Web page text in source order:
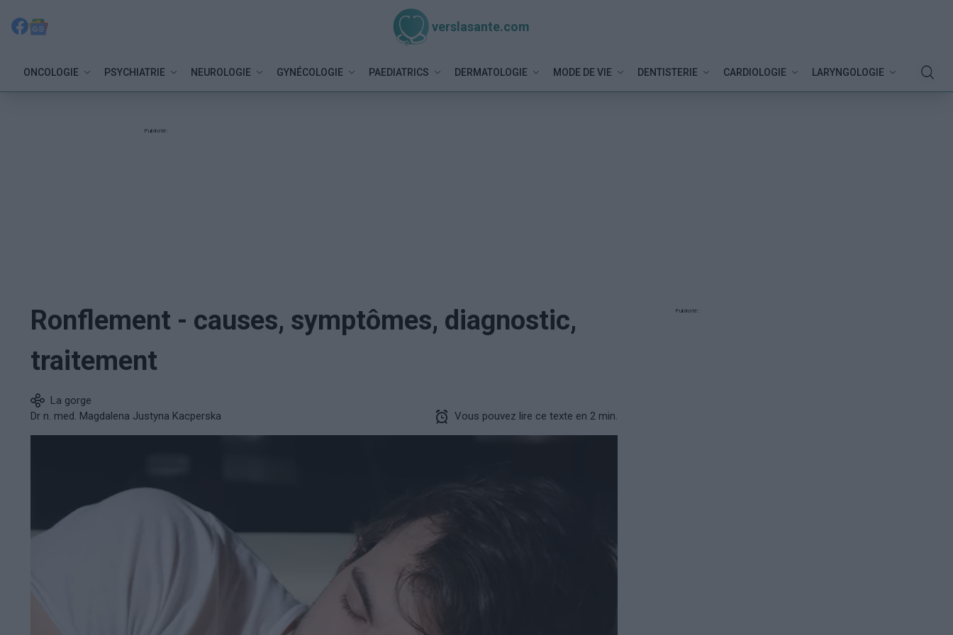
verslasante.com
ONCOLOGIE PSYCHIATRIE NEUROLOGIE GYNÉCOLOGIE PAEDIATRICS DERMATOLOGIE MODE DE VIE DENTISTERIE CARDIOLOGIE LARYNGOLOGIE
Publicité:
Ronflement - causes, symptômes, diagnostic,
traitement
La gorge
Dr n. med. Magdalena Justyna Kacperska
Vous pouvez lire ce texte en 2 min.
Publicité: